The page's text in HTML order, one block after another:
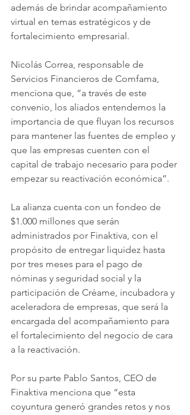
además de brindar acompañamiento
virtual en temas estratégicos y de
fortalecimiento empresarial.
Nicolás Correa, responsable de
Servicios Financieros de Comfama,
menciona que, “a través de este
convenio, los aliados entendemos la
importancia de que fluyan los recursos
para mantener las fuentes de empleo y
que las empresas cuenten con el
capital de trabajo necesario para poder
empezar su reactivación económica”.
La alianza cuenta con un fondeo de
$1.000 millones que serán
administrados por Finaktiva, con el
propósito de entregar liquidez hasta
por tres meses para el pago de
nóminas y seguridad social y la
participación de Créame, incubadora y
aceleradora de empresas, que será la
encargada del acompañamiento para
el fortalecimiento del negocio de cara
a la reactivación.
Por su parte Pablo Santos, CEO de
Finaktiva menciona que “esta
coyuntura generó grandes retos y nos